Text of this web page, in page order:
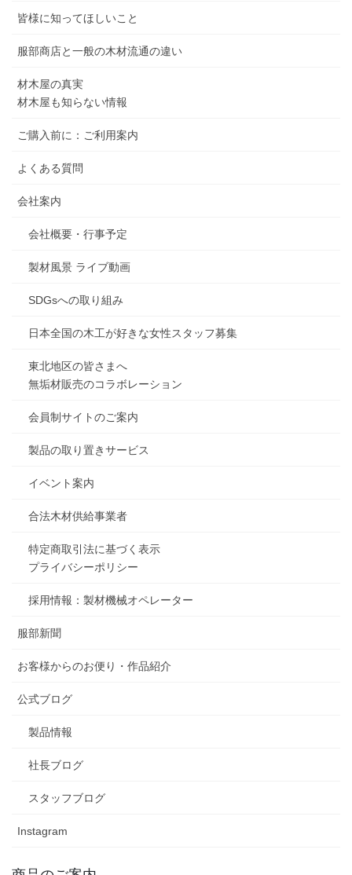
皆様に知ってほしいこと
服部商店と一般の木材流通の違い
材木屋の真実
材木屋も知らない情報
ご購入前に：ご利用案内
よくある質問
会社案内
会社概要・行事予定
製材風景 ライブ動画
SDGsへの取り組み
日本全国の木工が好きな女性スタッフ募集
東北地区の皆さまへ
無垢材販売のコラボレーション
会員制サイトのご案内
製品の取り置きサービス
イベント案内
合法木材供給事業者
特定商取引法に基づく表示
プライバシーポリシー
採用情報：製材機械オペレーター
服部新聞
お客様からのお便り・作品紹介
公式ブログ
製品情報
社長ブログ
スタッフブログ
Instagram